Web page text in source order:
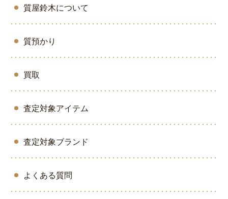
質屋鈴木について
質預かり
買取
査定対象アイテム
査定対象ブランド
よくある質問